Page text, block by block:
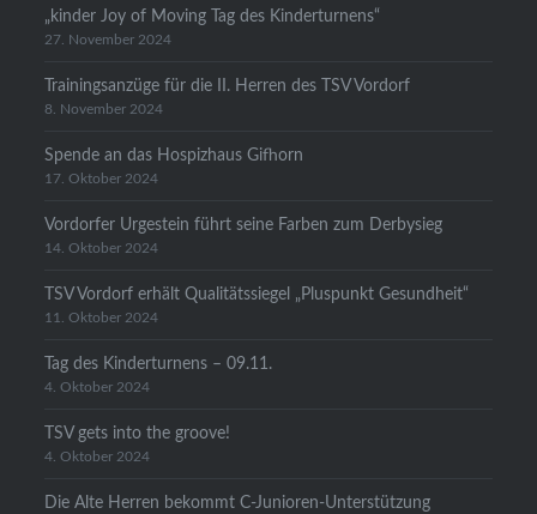
„kinder Joy of Moving Tag des Kinderturnens“
27. November 2024
Trainingsanzüge für die II. Herren des TSV Vordorf
8. November 2024
Spende an das Hospizhaus Gifhorn
17. Oktober 2024
Vordorfer Urgestein führt seine Farben zum Derbysieg
14. Oktober 2024
TSV Vordorf erhält Qualitätssiegel „Pluspunkt Gesundheit“
11. Oktober 2024
Tag des Kinderturnens – 09.11.
4. Oktober 2024
TSV gets into the groove!
4. Oktober 2024
Die Alte Herren bekommt C-Junioren-Unterstützung